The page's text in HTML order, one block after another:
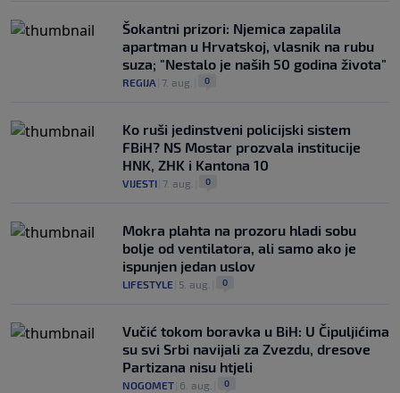
Šokantni prizori: Njemica zapalila
apartman u Hrvatskoj, vlasnik na rubu
suza; "Nestalo je naših 50 godina života"
REGIJA 7. aug. 0
Ko ruši jedinstveni policijski sistem
FBiH? NS Mostar prozvala institucije
HNK, ZHK i Kantona 10
VIJESTI 7. aug. 0
Mokra plahta na prozoru hladi sobu
bolje od ventilatora, ali samo ako je
ispunjen jedan uslov
LIFESTYLE 5. aug. 0
Vučić tokom boravka u BiH: U Čipuljićima
su svi Srbi navijali za Zvezdu, dresove
Partizana nisu htjeli
NOGOMET 6. aug. 0